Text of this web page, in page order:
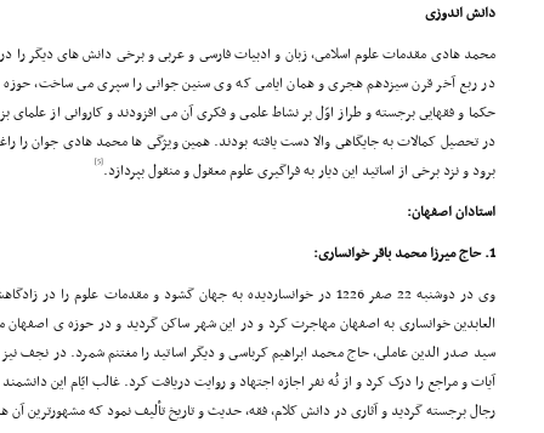
دانش اندوزى
محمد هادى مقدمات علوم اسلامى، زبان و ادبیات فارسى و عربى و برخى دانش هاى دیگر را
در ربع آخر قرن سیزدهم هجرى و همان ایامى که وى سنین جوانى را سپرى مى ساخت، حوزه
حکما و فقهایى برجسته و طراز اوّل بر نشاط علمى و فکرى آن مى افزودند و کاروانى از علماى
در تحصیل کمالات به جایگاهى والا دست یافته بودند. همین ویژگى ها محمد هادى جوان را
برود و نزد برخى از اساتید این دیار به فراگیرى علوم معقول و منقول بپردازد.[5]
استادان اصفهان:
1. حاج میرزا محمد باقر خوانسارى:
وى در دوشنبه 22 صفر 1226 در خوانساردیده به جهان گشود و مقدمات علوم
العابدین خوانسارى به اصفهان مهاجرت کرد و در این شهر ساکن گردید و در حوزه ى
سید صدر الدین عاملى، حاج محمد ابراهیم کرباسى و دیگر اساتید را مغتنم شمرد. در نجف
آیات و مراجع را درک کرد و از نُه نفر اجازه اجتهاد و روایت دریافت کرد. غالب ایّام این
رجال برجسته گردید و آثارى در دانش کلام، فقه، حدیث و تاریخ تألیف نمود که مشهورترین